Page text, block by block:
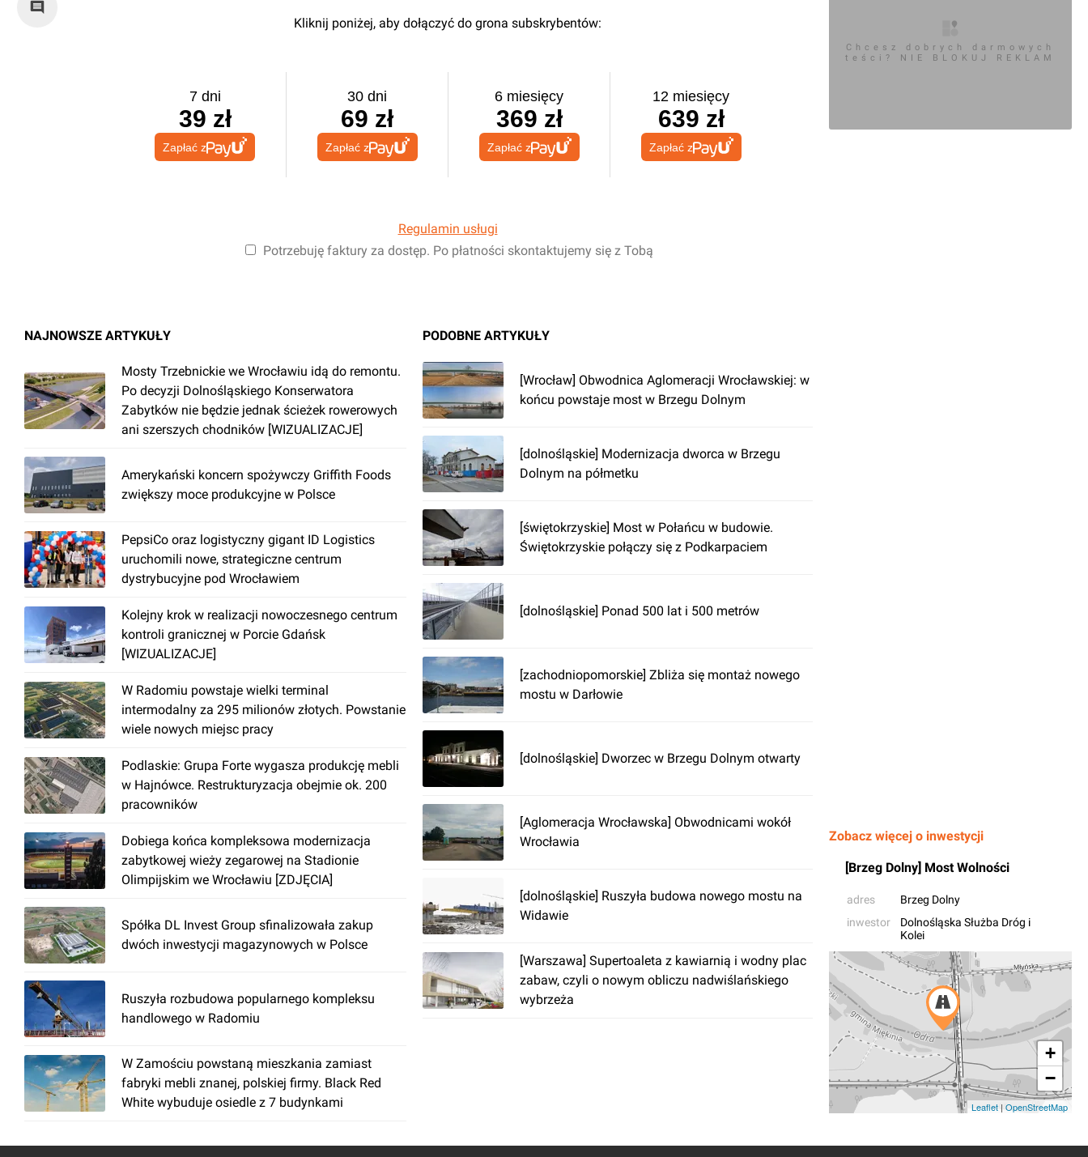
Kliknij poniżej, aby dołączyć do grona subskrybentów:
7 dni
39 zł
Zapłać z
30 dni
69 zł
Zapłać z
6 miesięcy
369 zł
Zapłać z
12 miesięcy
639 zł
Zapłać z
Regulamin usługi
Potrzebuję faktury za dostęp. Po płatności skontaktujemy się z Tobą
NAJNOWSZE ARTYKUŁY
Mosty Trzebnickie we Wrocławiu idą do remontu.
Po decyzji Dolnośląskiego Konserwatora
Zabytków nie będzie jednak ścieżek rowerowych
ani szerszych chodników [WIZUALIZACJE]
Amerykański koncern spożywczy Griffith Foods
zwiększy moce produkcyjne w Polsce
PepsiCo oraz logistyczny gigant ID Logistics
uruchomili nowe, strategiczne centrum
dystrybucyjne pod Wrocławiem
Kolejny krok w realizacji nowoczesnego centrum
kontroli granicznej w Porcie Gdańsk
[WIZUALIZACJE]
W Radomiu powstaje wielki terminal
intermodalny za 295 milionów złotych. Powstanie
wiele nowych miejsc pracy
Podlaskie: Grupa Forte wygasza produkcję mebli
w Hajnówce. Restrukturyzacja obejmie ok. 200
pracowników
Dobiega końca kompleksowa modernizacja
zabytkowej wieży zegarowej na Stadionie
Olimpijskim we Wrocławiu [ZDJĘCIA]
Spółka DL Invest Group sfinalizowała zakup
dwóch inwestycji magazynowych w Polsce
Ruszyła rozbudowa popularnego kompleksu
handlowego w Radomiu
W Zamościu powstaną mieszkania zamiast
fabryki mebli znanej, polskiej firmy. Black Red
White wybuduje osiedle z 7 budynkami
PODOBNE ARTYKUŁY
[Wrocław] Obwodnica Aglomeracji Wrocławskiej: w
końcu powstaje most w Brzegu Dolnym
[dolnośląskie] Modernizacja dworca w Brzegu
Dolnym na półmetku
[świętokrzyskie] Most w Połańcu w budowie.
Świętokrzyskie połączy się z Podkarpaciem
[dolnośląskie] Ponad 500 lat i 500 metrów
[zachodniopomorskie] Zbliża się montaż nowego
mostu w Darłowie
[dolnośląskie] Dworzec w Brzegu Dolnym otwarty
[Aglomeracja Wrocławska] Obwodnicami wokół
Wrocławia
[dolnośląskie] Ruszyła budowa nowego mostu na
Widawie
[Warszawa] Supertoaleta z kawiarnią i wodny plac
zabaw, czyli o nowym obliczu nadwiślańskiego
wybrzeża
Chcesz dobrych darmowych
teści? NIE BLOKUJ REKLAM
Zobacz więcej o inwestycji
[Brzeg Dolny] Most Wolności
adres
Brzeg Dolny
inwestor
Dolnośląska Służba Dróg i
Kolei
+
−
Leaflet | OpenStreetMap